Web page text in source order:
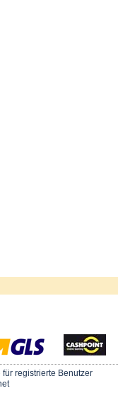
für registrierte Benutzer